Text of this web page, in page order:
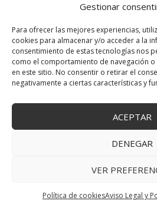
Gestionar
Para ofrecer las mejores experiencias,
cookies para almacenar y/o acceder a la
consentimiento de estas tecnologías nos
como el comportamiento de navegación
en este sitio. No consentir o retirar el
negativamente a ciertas características y
ACEPTAR
DENEGAR
VER
Política de cookiesAviso Legal y
DESIREE MARTÍN
↑ Volver arriba